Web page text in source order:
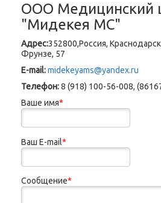
OOO Медицинский
"Мидекея МС"
Адрес:352800,Россия,
Фрунзе, 57
E-mail:midekeyams@yandex.ru
Телефон:8 (918) 100-56-008,
Ваше имя*
Ваш E-mail*
Сообщение*